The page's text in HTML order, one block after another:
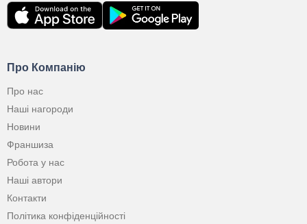
Про Компанію
Про нас
Наші нагороди
Новини
Франшиза
Робота у нас
Наші автори
Контакти
Політика конфіденційності